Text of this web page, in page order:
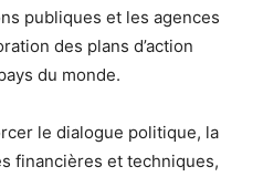
publiques et les agences
des plans d’action
du monde.
le dialogue politique, la
financières et techniques,